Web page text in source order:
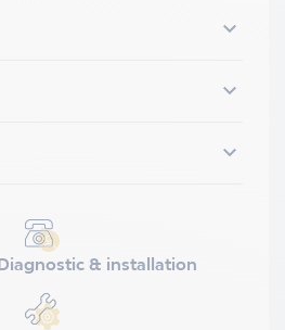



& installation